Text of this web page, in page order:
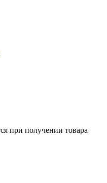
при получении товара